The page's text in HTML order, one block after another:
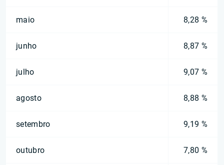
maio 8,28 %
junho 8,87 %
julho 9,07 %
agosto 8,88 %
setembro 9,19 %
outubro 7,80 %